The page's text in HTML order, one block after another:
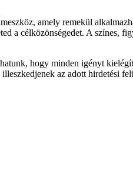
amely remekül
a célközönségedet. A színes,
hogy minden igényt
az adott hirdetési